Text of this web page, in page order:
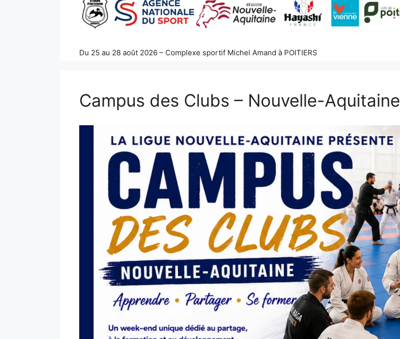
Du 25 au 28 août 2026 – Complexe sportif Michel Amand à POITIERS
Campus des Clubs – Nouvelle-Aquitaine